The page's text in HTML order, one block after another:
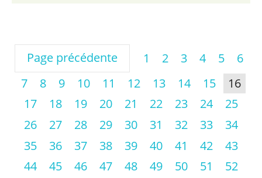
Page précédente 1 2 3 4 5
6
7
8 9 10 11 12 13 14 15
16
17
18 19 20 21 22 23 24
25
26
27 28 29 30 31 32 33
34
35
36 37 38 39 40 41 42
43
44
45 46 47 48 49 50 51
52